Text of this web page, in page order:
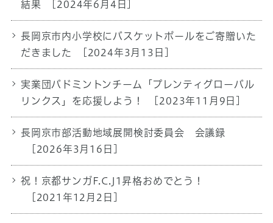
結果
[2024年6月4日]
長岡京市内小学校にバスケットボールをご寄贈いた
だきました
[2024年3月13日]
実業団バドミントンチーム「プレンティグローバル
リンクス」を応援しよう！
[2023年11月9日]
長岡京市部活動地域展開検討委員会 会議録
[2026年3月16日]
祝！京都サンガF.C.J1昇格おめでとう！
[2021年12月2日]